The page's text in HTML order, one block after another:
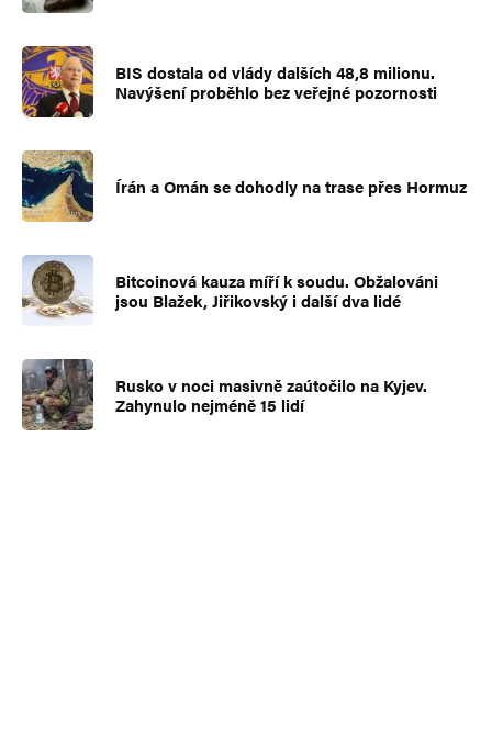
BIS dostala od vlády dalších 48,8 milionu.
Navýšení proběhlo bez veřejné pozornosti
Írán a Omán se dohodly na trase přes Hormuz
Bitcoinová kauza míří k soudu. Obžalováni
jsou Blažek, Jiřikovský i další dva lidé
Rusko v noci masivně zaútočilo na Kyjev.
Zahynulo nejméně 15 lidí